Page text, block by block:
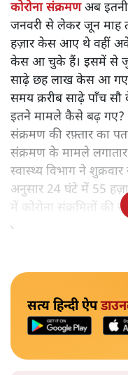
कोरोना संक्रमणअब
जनवरी से लेकर जून माह
हज़ार केस आए थे वहीं
केस आ चुके हैं। इसमें से
साढ़े छह लाख केस आ
समय क़रीब साढ़े पाँच
इतने मामले कैसे बढ़ गए?
संक्रमण की रफ़्तार का
संक्रमण के मामले
स्वास्थ्य विभाग ने
अनुसार 24 घंटे में 55
में कोरोना संक्रमितों की
अब तक कुल 35,747
सत्य हिन्दी ऐप